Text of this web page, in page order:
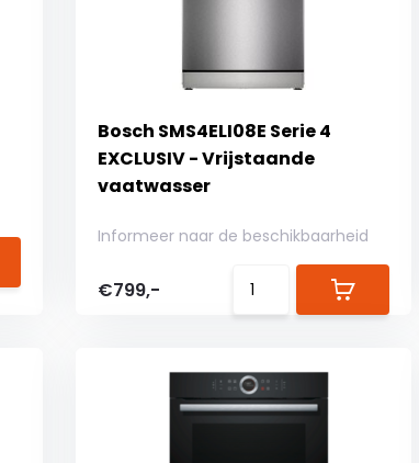
Bosch SMS4ELI08E Serie 4
EXCLUSIV - Vrijstaande
vaatwasser
Informeer naar de beschikbaarheid
€799,-